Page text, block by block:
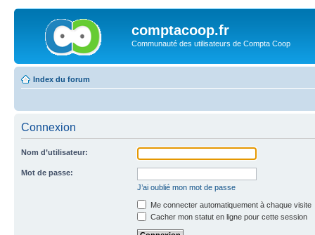
comptacoop.fr
Communauté des utilisateurs de Compta Coop
Index du forum
Connexion
Nom d’utilisateur:
Mot de passe:
J’ai oublié mon mot de passe
Me connecter automatiquement à chaque visite
Cacher mon statut en ligne pour cette session